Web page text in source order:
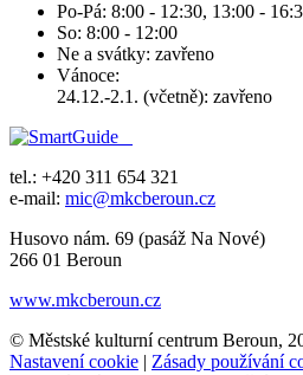
Po-Pá: 8:00 - 12:30, 13:00 -
So: 8:00 - 12:00
Ne a svátky: zavřeno
Vánoce:
24.12.-2.1. (včetně): zavřeno
tel.: +420 311 654 321
e-mail: mic@mkcberoun.cz
Husovo nám. 69 (pasáž Na Nové)
266 01 Beroun
www.mkcberoun.cz
© Městské kulturní centrum Beroun,
Nastavení cookie | Zásady používání